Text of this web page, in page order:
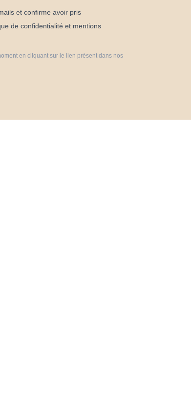
et confirme avoir pris
de confidentialité et mentions
en cliquant sur le lien présent dans nos